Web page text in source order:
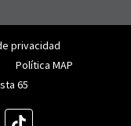
privacidad
Política MAP
65